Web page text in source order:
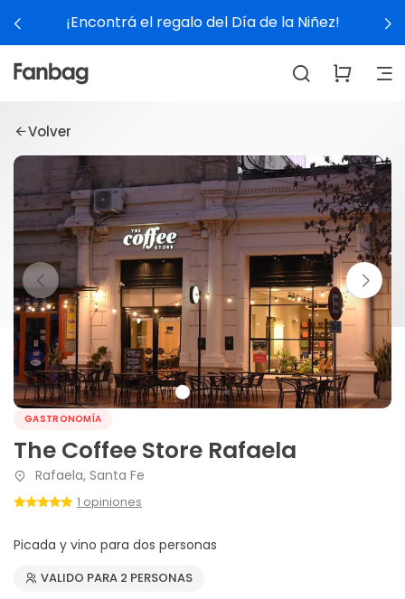
¡Encontrá el regalo del Día de la Niñez!
Volver
GASTRONOMÍA
The Coffee Store Rafaela
Rafaela, Santa Fe
1 opiniones
Picada y vino para dos personas
VALIDO PARA 2 PERSONAS